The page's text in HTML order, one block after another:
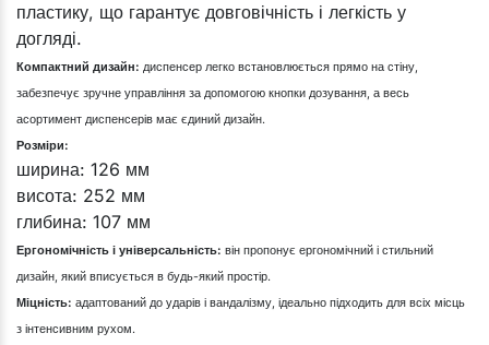
пластику, що гарантує довговічність і легкість у
догляді.
Компактний дизайн: диспенсер легко встановлюється прямо на стіну,
забезпечує зручне управління за допомогою кнопки дозування, а весь
асортимент диспенсерів має єдиний дизайн.
Розміри:
ширина: 126 мм
висота: 252 мм
глибина: 107 мм
Ергономічність і універсальність: він пропонує ергономічний і стильний
дизайн, який вписується в будь-який простір.
Міцність: адаптований до ударів і вандалізму, ідеально підходить для всіх місць
з інтенсивним рухом.